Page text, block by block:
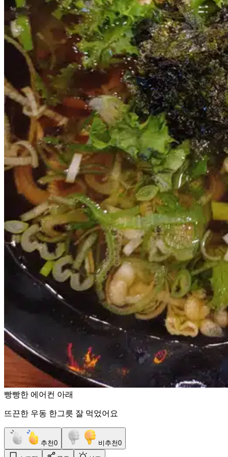
빵빵한 에어컨 아래
뜨끈한 우동 한그릇 잘 먹었어요
추천0 비추천0